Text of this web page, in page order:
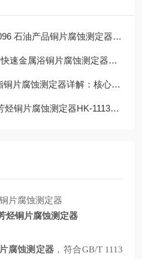
片腐蚀测定器操作技巧，提升数据精准度
腐蚀测定器操作技巧，提升数据精准度
器详解：核心参数+性能优势，一文读懂
测定器HK-11138详解：核心参数+性能
烃铜片腐蚀测定器
腐蚀测定器 ，符合GB/T 1113